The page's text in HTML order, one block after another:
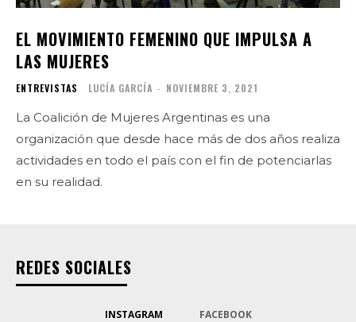
EL MOVIMIENTO FEMENINO QUE IMPULSA A
LAS MUJERES
ENTREVISTAS LUCÍA GARCÍA - NOVIEMBRE 3, 2021
La Coalición de Mujeres Argentinas es una
organización que desde hace más de dos años realiza
actividades en todo el país con el fin de potenciarlas
en su realidad.
REDES SOCIALES
INSTAGRAM FACEBOOK